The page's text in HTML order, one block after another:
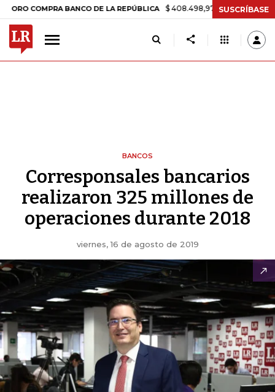
COMPRA BANCO DE LA REPÚBLICA $ 408.498,97 +$ 8.753,81 +2,19%
SUSCRÍBASE
BANCOS
Corresponsales bancarios
realizaron 325 millones de
operaciones durante 2018
viernes, 16 de agosto de 2019